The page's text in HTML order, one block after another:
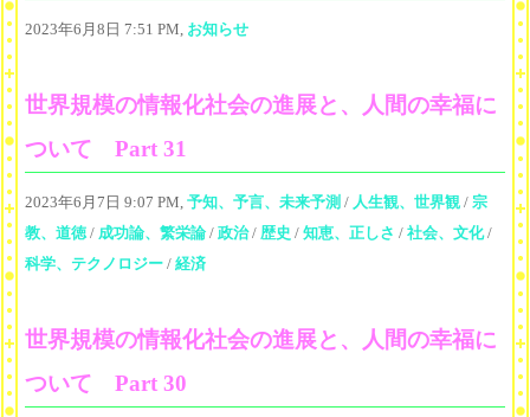
2023年6月8日 7:51 PM, お知らせ
世界規模の情報化社会の進展と、人間の幸福に
ついて Part 31
2023年6月7日 9:07 PM, 予知、予言、未来予測 / 人生観、世界観 / 宗
教、道徳/ 成功論、繁栄論 / 政治/ 歴史 / 知恵、正しさ / 社会、文化/
科学、テクノロジー / 経済
世界規模の情報化社会の進展と、人間の幸福に
ついて Part 30